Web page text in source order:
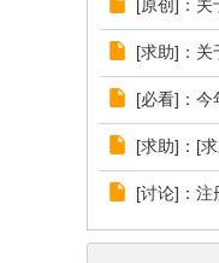
[原创]：关
[求助]：关
[必看]：今
[求助]：[
[讨论]：注